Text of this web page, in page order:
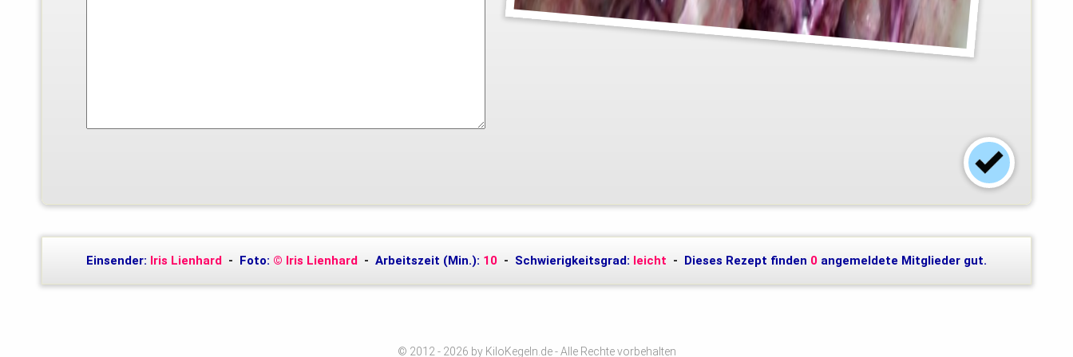
Einsender: Iris Lienhard - Foto: © Iris Lienhard - Arbeitszeit (Min.): 10 - Schwierigkeitsgrad: leicht - Dieses Rezept finden 0 angemeldete Mitglieder gut.
© 2012 - 2026 by KiloKegeln.de - Alle Rechte vorbehalten